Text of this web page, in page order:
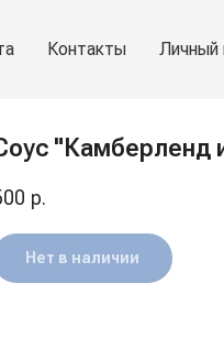
Контакты Личный
"Камберленд
р.
Нет в наличии